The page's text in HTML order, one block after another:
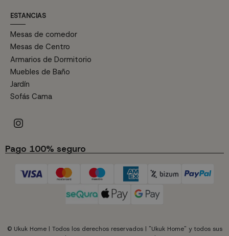
ESTANCIAS
Mesas de comedor
Mesas de Centro
Armarios de Dormitorio
Muebles de Baño
Jardín
Sofás Cama
Pago 100% seguro
© Ukuk Home | Todos los derechos reservados | "Ukuk Home" y todos sus